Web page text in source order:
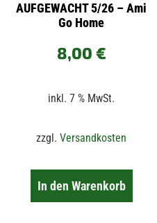
AUFGEWACHT 5/26 – Ami
Go Home
8,00 €
inkl. 7 % MwSt.
zzgl. Versandkosten
In den Warenkorb